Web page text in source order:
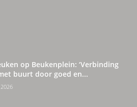
op Beukenplein: ‘Verbinding
buurt door goed en...